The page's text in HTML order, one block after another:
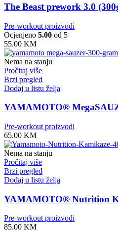
The Beast prework 3.0
Pre-workout proizvodi
Ocjenjeno 5.00 od 5
55.00 KM
Nema na stanju
Pročitaj više
Brzi pregled
Dodaj u listu želja
YAMAMOTO®
Pre-workout proizvodi
65.00 KM
Nema na stanju
Pročitaj više
Brzi pregled
Dodaj u listu želja
YAMAMOTO® Nutrition
Pre-workout proizvodi
85.00 KM